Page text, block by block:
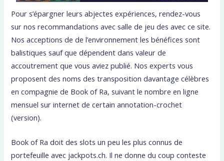
Pour s’épargner leurs abjectes expériences, rendez-vous
sur nos recommandations avec salle de jeu des avec ce site.
Nos acceptions de de l’environnement les bénéfices sont
balistiques sauf que dépendent dans valeur de
accoutrement que vous aviez publié. Nos experts vous
proposent des noms des transposition davantage célèbres
en compagnie de Book of Ra, suivant le nombre en ligne
mensuel sur internet de certain annotation-crochet
(version).
Book of Ra doit des slots un peu les plus connus de
portefeuille avec jackpots.ch. Il ne donne du coup conteste